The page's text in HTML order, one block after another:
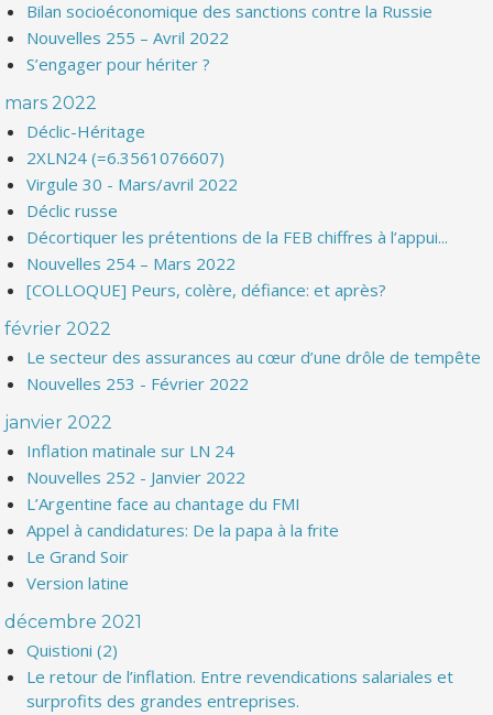
Bilan socioéconomique des sanctions contre la Russie
Nouvelles 255 – Avril 2022
S’engager pour hériter ?
mars 2022
Déclic-Héritage
2XLN24 (=6.3561076607)
Virgule 30 - Mars/avril 2022
Déclic russe
Décortiquer les prétentions de la FEB chiffres à l’appui...
Nouvelles 254 – Mars 2022
[COLLOQUE] Peurs, colère, défiance: et après?
février 2022
Le secteur des assurances au cœur d’une drôle de tempête
Nouvelles 253 - Février 2022
janvier 2022
Inflation matinale sur LN 24
Nouvelles 252 - Janvier 2022
L’Argentine face au chantage du FMI
Appel à candidatures: De la papa à la frite
Le Grand Soir
Version latine
décembre 2021
Quistioni (2)
Le retour de l’inflation. Entre revendications salariales et
surprofits des grandes entreprises.